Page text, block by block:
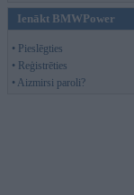
Ienākt BMWPower
• Pieslēgties
• Reģistrēties
• Aizmirsi paroli?